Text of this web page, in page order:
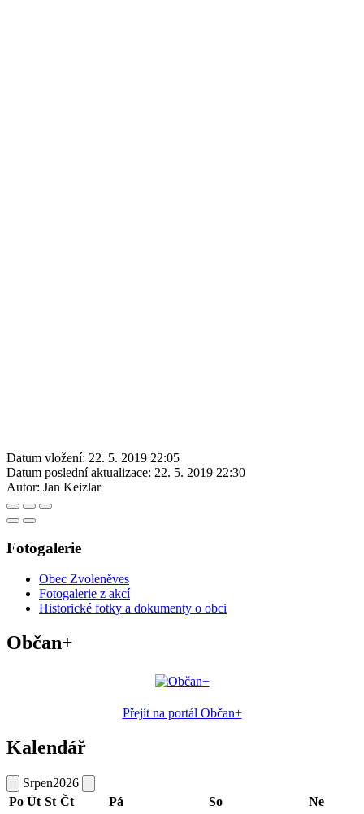
Datum vložení: 22. 5. 2019 22:05
Datum poslední aktualizace: 22. 5. 2019 22:30
Autor: Jan Keizlar
Fotogalerie
Obec Zvoleněves
Fotogalerie z akcí
Historické fotky a dokumenty o obci
Občan+
Přejít na portál Občan+
Kalendář
Srpen2026
Po Út St Čt Pá So
Ne